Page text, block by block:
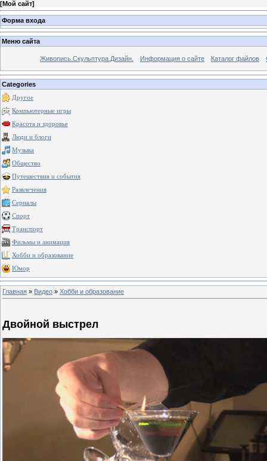
[Мой сайт]
Форма входа
Меню сайта
Живопись.Скульптура.Дизайн. Информация о сайте Каталог файлов
Categories
Другое
Компьютерные игры
Красота и здоровье
Люди и блоги
Музыка
Общество
Путешествия и события
Развлечения
Сериалы
Спорт
Транспорт
Фильмы и анимация
Хобби и образование
Юмор
Главная » Видео » Хобби и образование
Двойной выстрел